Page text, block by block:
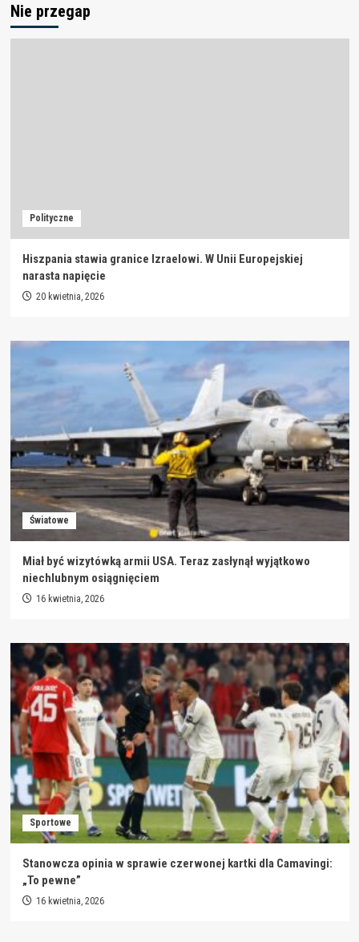
Nie przegap
Polityczne
Hiszpania stawia granice Izraelowi. W Unii Europejskiej
narasta napięcie
20 kwietnia, 2026
Światowe
Miał być wizytówką armii USA. Teraz zasłynął wyjątkowo
niechlubnym osiągnięciem
16 kwietnia, 2026
Sportowe
Stanowcza opinia w sprawie czerwonej kartki dla Camavingi:
„To pewne”
16 kwietnia, 2026